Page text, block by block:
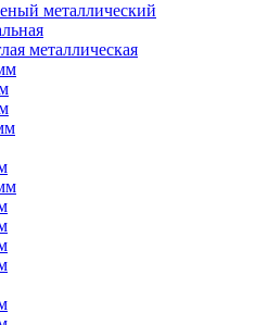
металлический
металлическая